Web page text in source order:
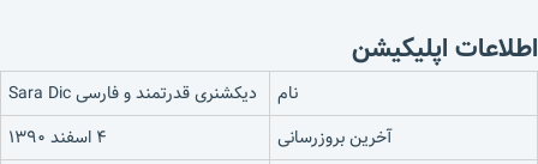
اطلاعات اپلیکیشن
نام
دیکشنری قدرتمند و فارسی Sara Dic
آخرین بروزرسانی
۴ اسفند ۱۳۹۰